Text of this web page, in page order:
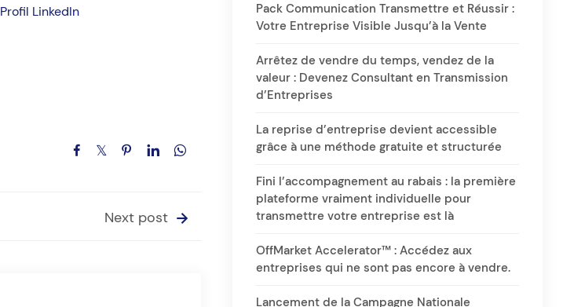
Profil LinkedIn
Next post
Pack Communication Transmettre et Réussir :
Votre Entreprise Visible Jusqu’à la Vente
Arrêtez de vendre du temps, vendez de la
valeur : Devenez Consultant en Transmission
d’Entreprises
La reprise d’entreprise devient accessible
grâce à une méthode gratuite et structurée
Fini l’accompagnement au rabais : la première
plateforme vraiment individuelle pour
transmettre votre entreprise est là
OffMarket Accelerator™ : Accédez aux
entreprises qui ne sont pas encore à vendre.
Lancement de la Campagne Nationale